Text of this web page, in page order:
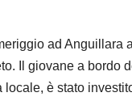
ad Anguillara
Il giovane a bordo
è stato